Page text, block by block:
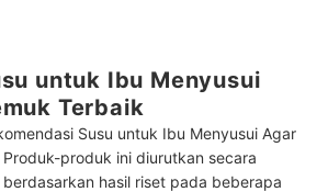
untuk Ibu Menyusui
Terbaik
Susu untuk Ibu Menyusui Agar
produk ini diurutkan secara
hasil riset pada beberapa